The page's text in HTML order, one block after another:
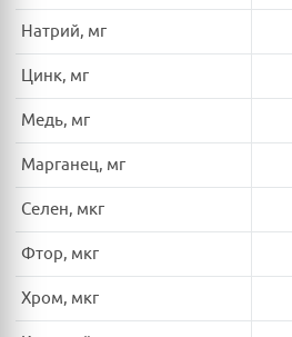
Натрий, мг
Цинк, мг
Медь, мг
Марганец, мг
Селен, мкг
Фтор, мкг
Хром, мкг